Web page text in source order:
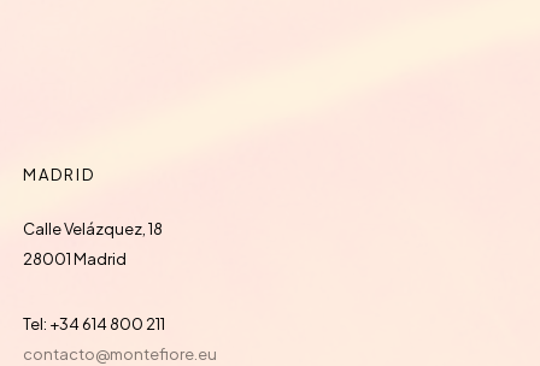
MADRID
Calle Velázquez, 18
28001 Madrid
Tel: +34 614 800 211
contacto@montefiore.eu